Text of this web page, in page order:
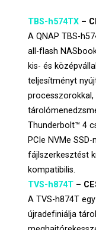
TBS-h574TX –
A QNAP TBS-
all-flash
kis- és
teljesítményt
Thunderbolt™ 4
PCIe NVMe
fájlszerkesztést
kompatibilis.
TVS-h874T –
A TVS-h874T
újradefiniálja